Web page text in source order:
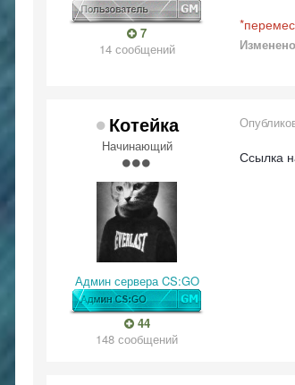
7
14 сообщений
Изменено
Котейка
Начинающий
Админ сервера CS:GO
44
148 сообщений
Ссылка